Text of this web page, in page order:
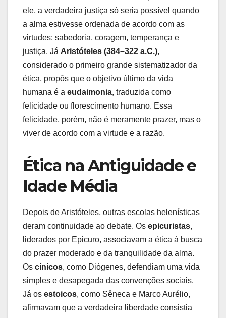
ele, a verdadeira justiça só seria possível quando
a alma estivesse ordenada de acordo com as
virtudes: sabedoria, coragem, temperança e
justiça. Já Aristóteles (384–322 a.C.),
considerado o primeiro grande sistematizador da
ética, propôs que o objetivo último da vida
humana é a eudaimonia, traduzida como
felicidade ou florescimento humano. Essa
felicidade, porém, não é meramente prazer, mas o
viver de acordo com a virtude e a razão.
Ética na Antiguidade e
Idade Média
Depois de Aristóteles, outras escolas helenísticas
deram continuidade ao debate. Os epicuristas,
liderados por Epicuro, associavam a ética à busca
do prazer moderado e da tranquilidade da alma.
Os cínicos, como Diógenes, defendiam uma vida
simples e desapegada das convenções sociais.
Já os estoicos, como Sêneca e Marco Aurélio,
afirmavam que a verdadeira liberdade consistia